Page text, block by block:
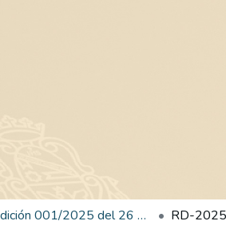
Edición 001/2025 del 26 de mayo de 2025